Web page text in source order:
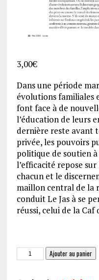
3,00€
Dans une période
évolutions familiales
font face à de
l’éducation de leurs
dernière reste avant
privée, les pouvoirs
politique de soutien
l’efficacité repose
chacun et le
maillon central de la
conduit Le Jas à se
réussi, celui de la Caf
quantité
de
Ajouter au panier